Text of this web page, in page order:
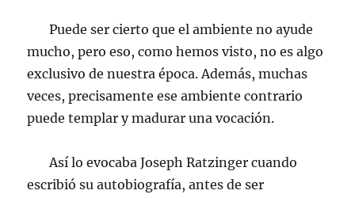
Puede ser cierto que el ambiente no ayude
mucho, pero eso, como hemos visto, no es algo
exclusivo de nuestra época. Además, muchas
veces, precisamente ese ambiente contrario
puede templar y madurar una vocación.
Así lo evocaba Joseph Ratzinger cuando
escribió su autobiografía, antes de ser